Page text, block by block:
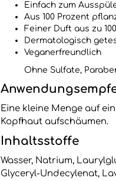
Einfach zum
Aus 100 Prozent
Feiner Duft aus zu
Dermatologisch
Veganerfreundlich
Ohne Sulfate,
Eine kleine Menge auf
Kopfhaut aufschäumen.
Inhaltsstoffe
Wasser, Natrium,
Glyceryl-Undecylenat,